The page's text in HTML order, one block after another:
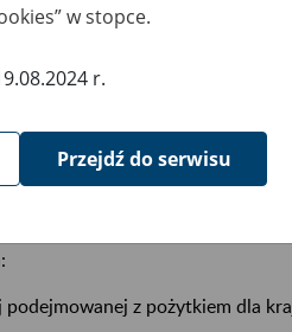
odznaczenie zostało wręczone.
skupia się w setkach
usprawniania
jest ZUS – powiedziała na
roku. Jest nadawany za
z pożytkiem dla
w stopce.
r.
Przejdź do serwisu